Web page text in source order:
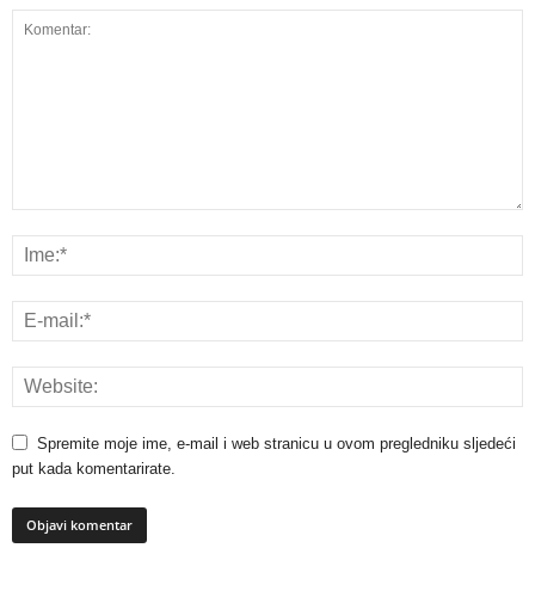
Spremite moje ime, e-mail i web stranicu u ovom pregledniku sljedeći
put kada komentarirate.